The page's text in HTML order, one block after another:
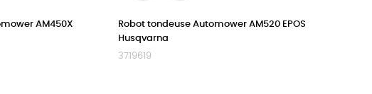
AM450X
Robot tondeuse Automower AM520 EPOS
Husqvarna
3719619